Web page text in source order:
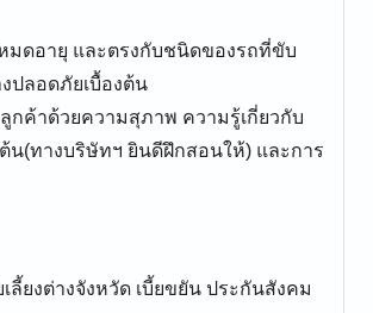
มดอายุ และตรงกับชนิดของรถที่ขับ
ปลอดภัยเบื้องต้น
กค้าด้วยความสุภาพ ความรู้เกี่ยวกับ
น(ทางบริษัทฯ ยินดีฝึกสอนให้) และการ
เลี้ยงต่างจังหวัด เบี้ยขยัน ประกันสังคม